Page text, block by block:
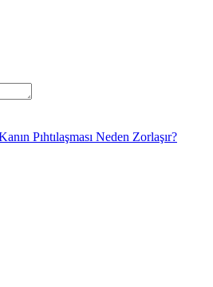
Pıhtılaşması Neden Zorlaşır?